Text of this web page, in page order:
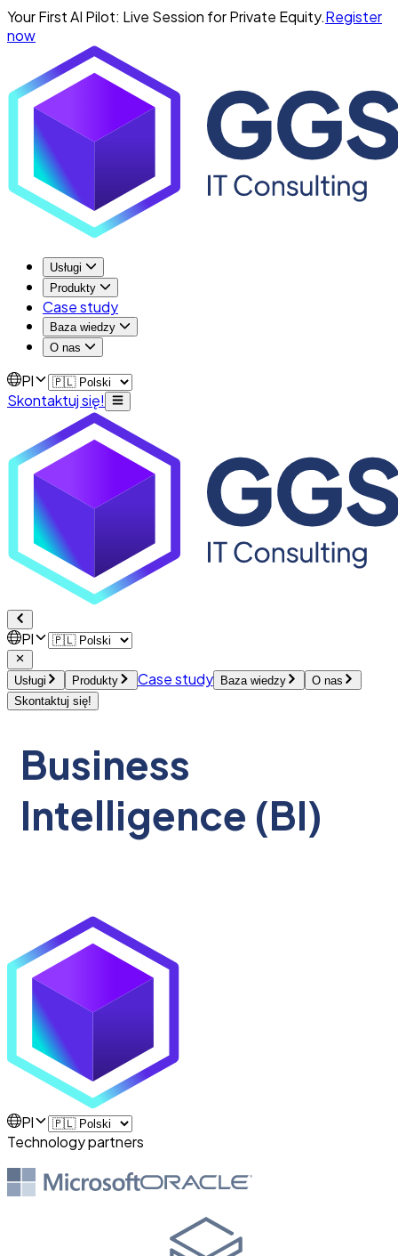
Your First AI Pilot: Live Session for Private Equity.Register
now
Usługi
Produkty
Case study
Baza wiedzy
O nas
Pl
Skontaktuj się!
Pl
Usługi Produkty Case study Baza wiedzy
O nas
Skontaktuj się!
Business
Intelligence (BI)
Pl
Technology partners